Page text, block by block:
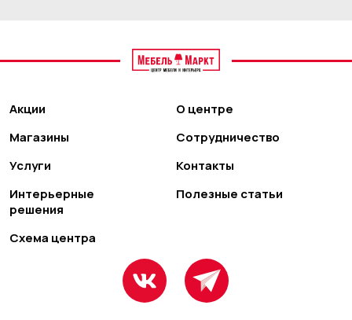
Акции
Магазины
Услуги
Интерьерные
решения
Схема центра
О центре
Сотрудничество
Контакты
Полезные статьи